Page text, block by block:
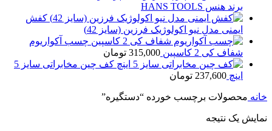
برند هنس HANS TOOLS
کفش
ایمنی مدل نیو اکولوژیک فرزین (سایز 42)
چسب آکواریوم
شفاف کی 2 کاسپین
315,000 تومان
کف چین مخابراتی سایز 5
اینچ 237,600 تومان
خانه محصولات برچسب خورده “دستگیره”
نمایش یک نتیجه